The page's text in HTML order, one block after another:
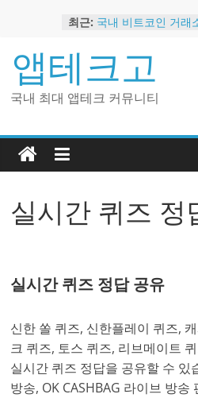
content
최근: 국내 비트코인 거래
트
2024 강력히 추천하
금 앱테크
해외 코인 거래소 추
앱테크고
국내 최대 앱테크 커뮤니티
실시간 퀴즈 정
실시간 퀴즈 정답 공유
신한 쏠 퀴즈, 신한플레이 퀴즈,
크 퀴즈, 토스 퀴즈, 리브메이트
실시간 퀴즈 정답을 공유할 수 있
방송, OK CASHBAG 라이브 방